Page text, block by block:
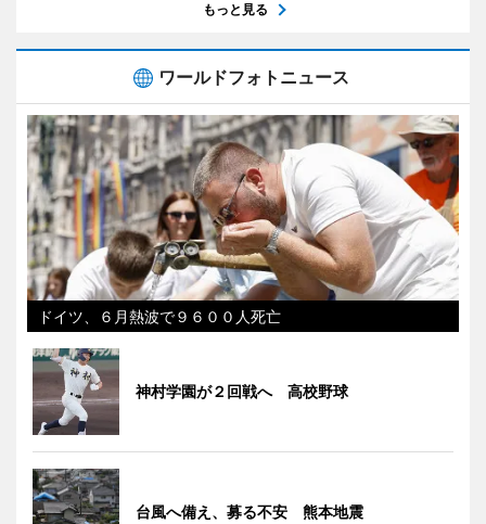
もっと見る
ワールドフォトニュース
ドイツ、６月熱波で９６００人死亡
神村学園が２回戦へ 高校野球
台風へ備え、募る不安 熊本地震